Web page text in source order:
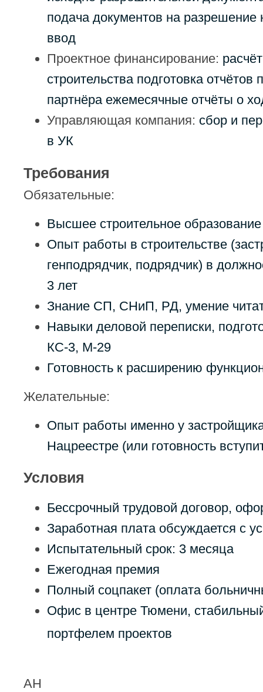
подача документов на разрешение
ввод
Проектное финансирование:
строительства подготовка
партнёра ежемесячные отчёты о
Управляющая компания: сбор и
в УК
Требования
Обязательные:
Высшее строительное образование
Опыт работы в строительстве
генподрядчик, подрядчик) в
3 лет
Знание СП, СНиП, РД, умение
Навыки деловой переписки,
КС‑3, М‑29
Готовность к расширению
Желательные:
Опыт работы именно у
Нацреестре (или готовность
Условия
Бессрочный трудовой договор,
Заработная плата обсуждается с
Испытательный срок: 3 месяца
Ежегодная премия
Полный соцпакет (оплата
Офис в центре Тюмени,
портфелем проектов
АН